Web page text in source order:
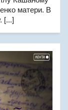
матери. В
[...]